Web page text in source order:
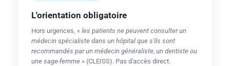
L'orientation obligatoire
Hors urgences, « les patients ne peuvent consulter un
médecin spécialiste dans un hôpital que s'ils sont
recommandés par un médecin généraliste, un dentiste ou
une sage-femme » (CLEISS). Pas d'accès direct.